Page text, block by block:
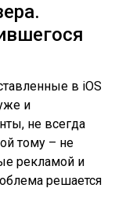
в iOS
и
не всегда
тому – не
рекламой и
решается